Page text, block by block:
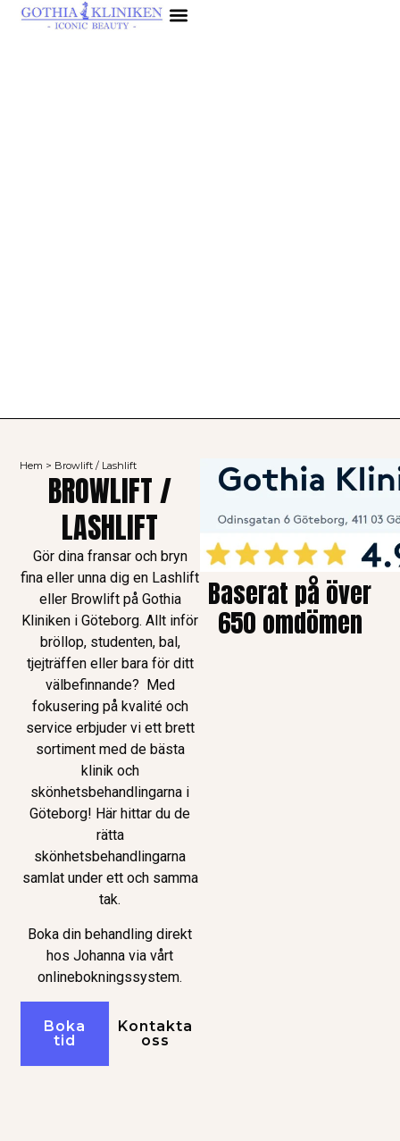
Hem > Browlift / Lashlift
BROWLIFT /
LASHLIFT
Gör dina fransar och bryn
fina eller unna dig en Lashlift
eller Browlift på Gothia
Kliniken i Göteborg. Allt inför
bröllop, studenten, bal,
tjejträffen eller bara för ditt
välbefinnande? Med
fokusering på kvalité och
service erbjuder vi ett brett
sortiment med de bästa
klinik och
skönhetsbehandlingarna i
Göteborg! Här hittar du de
rätta
skönhetsbehandlingarna
samlat under ett och samma
tak.
Boka din behandling direkt
hos Johanna via vårt
onlinebokningssystem.
Boka
tid
Kontakta
oss
Baserat på över
650 omdömen